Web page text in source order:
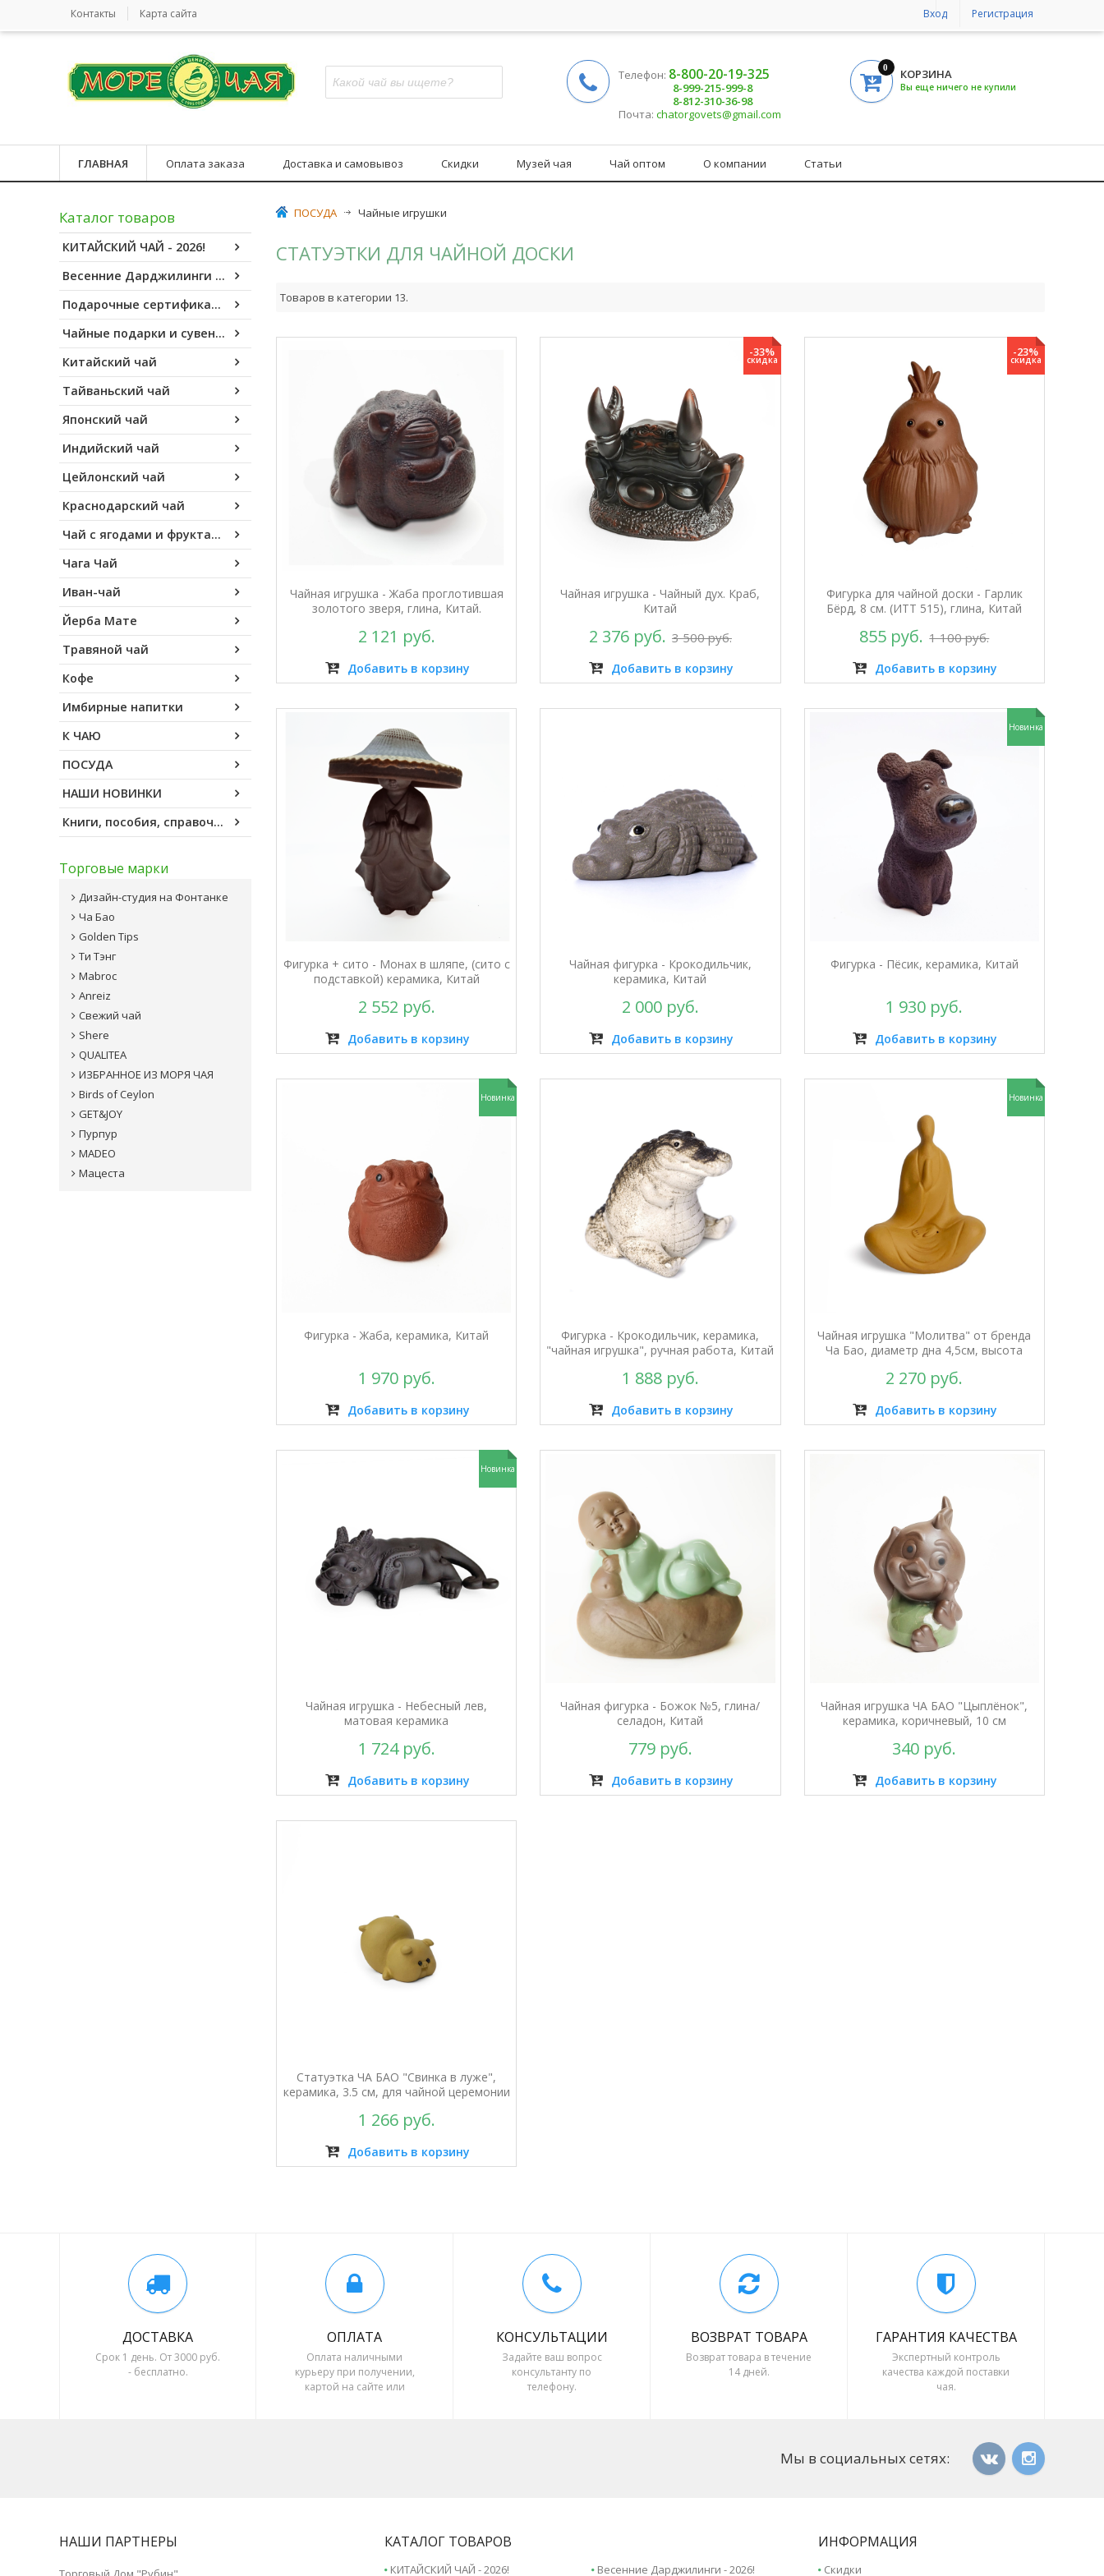
Контакты Карта сайта Регистрация
Вход
Телефон: 8-800-20-19-325
8-999-215-999-8
8-812-310-36-98
Почта: chatorgovets@gmail.com
0 КОРЗИНА
Вы еще ничего не купили
ГЛАВНАЯ Оплата заказа Доставка и самовывоз Скидки Музей чая Чай оптом О компании Статьи
Каталог товаров
КИТАЙСКИЙ ЧАЙ - 2026!
Весенние Дарджилинги - 2026!
Подарочные сертификаты
Чайные подарки и сувениры
Китайский чай
Тайваньский чай
Японский чай
Индийский чай
Цейлонский чай
Краснодарский чай
Чай с ягодами и фруктами
Чага Чай
Иван-чай
Йерба Мате
Травяной чай
Кофе
Имбирные напитки
К ЧАЮ
ПОСУДА
НАШИ НОВИНКИ
Книги, пособия, справочники
Торговые марки
Дизайн-студия на Фонтанке
Ча Бао
Golden Tips
Ти Тэнг
Mabroc
Anreiz
Свежий чай
Shere
QUALITEA
ИЗБРАННОЕ ИЗ МОРЯ ЧАЯ
Birds of Ceylon
GET&JOY
Пурпур
MADEO
Мацеста
ПОСУДА >
Чайные игрушки
СТАТУЭТКИ ДЛЯ ЧАЙНОЙ ДОСКИ
Товаров в категории 13.
Чайная игрушка - Жаба проглотившая
золотого зверя, глина, Китай.
2 121 руб.
Добавить в корзину
-33%
скидка
Чайная игрушка - Чайный дух. Краб,
Китай
2 376 руб. 3 500 руб.
Добавить в корзину
-23%
скидка
Фигурка для чайной доски - Гарлик
Бёрд, 8 см. (ИТТ 515), глина, Китай
855 руб. 1 100 руб.
Добавить в корзину
Фигурка + сито - Монах в шляпе, (сито с
подставкой) керамика, Китай
2 552 руб.
Добавить в корзину
Чайная фигурка - Крокодильчик,
керамика, Китай
2 000 руб.
Добавить в корзину
Новинка
Фигурка - Пёсик, керамика, Китай
1 930 руб.
Добавить в корзину
Новинка
Фигурка - Жаба, керамика, Китай
1 970 руб.
Добавить в корзину
Фигурка - Крокодильчик, керамика,
"чайная игрушка", ручная работа, Китай
1 888 руб.
Добавить в корзину
Новинка
Чайная игрушка "Молитва" от бренда
Ча Бао, диаметр дна 4,5см, высота
2 270 руб.
Добавить в корзину
Новинка
Чайная игрушка - Небесный лев,
матовая керамика
1 724 руб.
Добавить в корзину
Чайная фигурка - Божок №5, глина/
селадон, Китай
779 руб.
Добавить в корзину
Чайная игрушка ЧА БАО "Цыплёнок",
керамика, коричневый, 10 см
340 руб.
Добавить в корзину
Статуэтка ЧА БАО "Свинка в луже",
керамика, 3.5 см, для чайной церемонии
1 266 руб.
Добавить в корзину
ДОСТАВКА
Срок 1 день. От 3000 руб.
- бесплатно.
ОПЛАТА
Оплата наличными
курьеру при получении,
картой на сайте или
КОНСУЛЬТАЦИИ
Задайте ваш вопрос
консультанту по
телефону.
ВОЗВРАТ ТОВАРА
Возврат товара в течение
14 дней.
ГАРАНТИЯ КАЧЕСТВА
Экспертный контроль
качества каждой поставки
чая.
Мы в социальных сетях:
НАШИ ПАРТНЕРЫ КАТАЛОГ ТОВАРОВ
КИТАЙСКИЙ ЧАЙ - 2026! Весенние Дарджилинги - 2026!
ИНФОРМАЦИЯ
Скидки